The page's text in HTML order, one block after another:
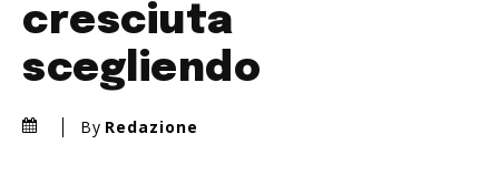
cresciuta
scegliendo
By Redazione